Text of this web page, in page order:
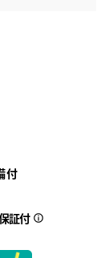
付
証付